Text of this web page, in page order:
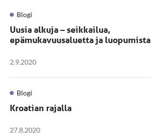
Blogi
Uusia alkuja – seikkailua,
epämukavuusaluetta ja luopumista
2.9.2020
Blogi
Kroatian rajalla
27.8.2020